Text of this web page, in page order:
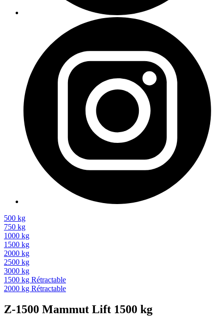
500 kg
750 kg
1000 kg
1500 kg
2000 kg
2500 kg
3000 kg
1500 kg Rétractable
2000 kg Rétractable
Z-1500 Mammut Lift 1500 kg